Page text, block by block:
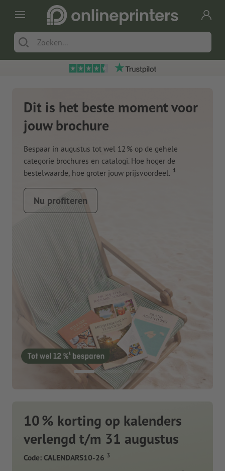
Dit is het beste moment voor
jouw brochure
Bespaar in augustus tot wel 12 % op de gehele
categorie brochures en catalogi. Hoe hoger de
bestelwaarde, hoe groter jouw prijsvoordeel. 1
Nu profiteren
10 % korting op kalenders
verlengd t/m 31 augustus
Code: CALENDARS10-26 3